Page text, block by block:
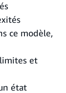
ce modèle,
et
état